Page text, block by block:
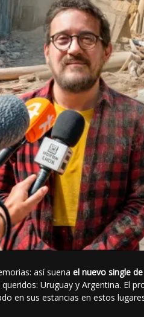
así suena el nuevo single
Uruguay y Argentina. El
en sus estancias en estos